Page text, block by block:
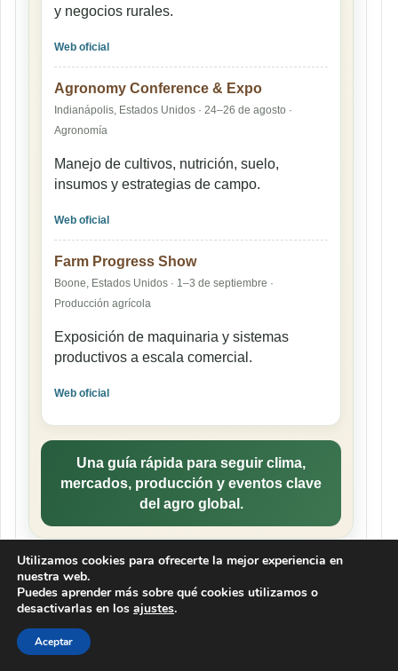
y negocios rurales.
Web oficial
Agronomy Conference & Expo
Indianápolis, Estados Unidos · 24–26 de agosto ·
Agronomía
Manejo de cultivos, nutrición, suelo,
insumos y estrategias de campo.
Web oficial
Farm Progress Show
Boone, Estados Unidos · 1–3 de septiembre ·
Producción agrícola
Exposición de maquinaria y sistemas
productivos a escala comercial.
Web oficial
Una guía rápida para seguir clima,
mercados, producción y eventos clave
del agro global.
LA MIEL EN TU RADIO EN MUNDO
AGROPECUARIO
Reproductor
de
Utilizamos cookies para ofrecerte la mejor experiencia en
nuestra web.
Puedes aprender más sobre qué cookies utilizamos o
desactivarlas en los ajustes.
Aceptar